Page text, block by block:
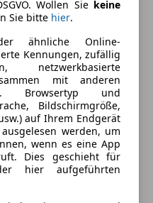
8-Gang Auto.
schwenkbar
Wollen Sie keine
Sie bitte hier.
ähnliche Online-
Kennungen, zufällig
netzwerkbasierte
mit anderen
Browsertyp und
Bildschirmgröße,
auf Ihrem Endgerät
werden, um
wenn es eine App
Dies geschieht für
hier aufgeführten